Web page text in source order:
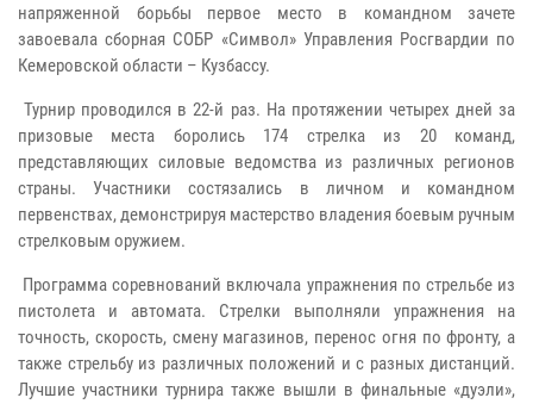
напряженной борьбы первое место в командном зачете
завоевала сборная СОБР «Символ» Управления Росгвардии по
Кемеровской области – Кузбассу.
Турнир проводился в 22-й раз. На протяжении четырех дней за
призовые места боролись 174 стрелка из 20 команд,
представляющих силовые ведомства из различных регионов
страны. Участники состязались в личном и командном
первенствах, демонстрируя мастерство владения боевым ручным
стрелковым оружием.
Программа соревнований включала упражнения по стрельбе из
пистолета и автомата. Стрелки выполняли упражнения на
точность, скорость, смену магазинов, перенос огня по фронту, а
также стрельбу из различных положений и с разных дистанций.
Лучшие участники турнира также вышли в финальные «дуэли»,